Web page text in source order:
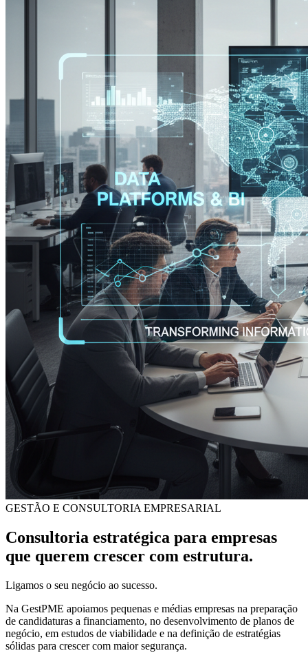
GESTÃO E CONSULTORIA EMPRESARIAL
Consultoria estratégica para empresas
que querem crescer com estrutura.
Ligamos o seu negócio ao sucesso.
Na GestPME apoiamos pequenas e médias empresas na preparação
de candidaturas a financiamento, no desenvolvimento de planos de
negócio, em estudos de viabilidade e na definição de estratégias
sólidas para crescer com maior segurança.